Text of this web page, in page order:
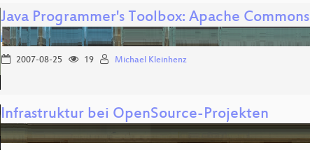
Java Programmer's Toolbox: Apache Commons
2007-08-25 19 Michael Kleinhenz
Infrastruktur bei OpenSource-Projekten